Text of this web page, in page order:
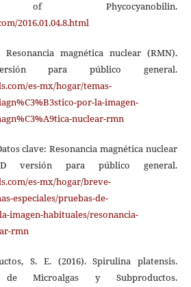
of Phycocyanobilin.
2016.01.04.8.html
Resonancia magnética nuclear (RMN).
para público general.
es-mx/hogar/temas-
por-la-imagen-
nuclear-rmn
clave: Resonancia magnética nuclear
versión para público general.
es-mx/hogar/breve-
especiales/pruebas-de-
imagen-habituales/resonancia-
rmn
S. E. (2016). Spirulina platensis.
de Microalgas y Subproductos.